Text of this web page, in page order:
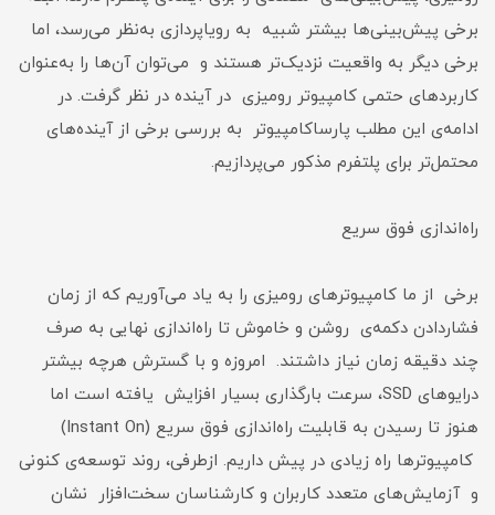
برخی پیش‌بینی‌ها بیشتر شبیه به رویاپردازی به‌نظر می‌رسد، اما
برخی دیگر به واقعیت نزدیک‌تر هستند و می‌توان آن‌ها را به‌عنوان
کاربردهای حتمی کامپیوتر رومیزی در آینده در نظر گرفت. در
ادامه‌ی این مطلب پارساکامپیوتر به بررسی برخی از آینده‌های
محتمل‌تر برای پلتفرم مذکور می‌پردازیم.
راه‌اندازی فوق سریع
برخی از ما کامپیوترهای رومیزی را به یاد می‌آوریم که از زمان
فشاردادن دکمه‌ی روشن و خاموش تا راه‌اندازی نهایی به صرف
چند دقیقه زمان نیاز داشتند. امروزه و با گسترش هرچه بیشتر
درایوهای SSD، سرعت بارگذاری بسیار افزایش یافته است اما
هنوز تا رسیدن به قابلیت راه‌اندازی فوق سریع (Instant On)
کامپیوترها راه زیادی در پیش داریم. ازطرفی، روند توسعه‌ی کنونی
و آزمایش‌های متعدد کاربران و کارشناسان سخت‌افزار نشان